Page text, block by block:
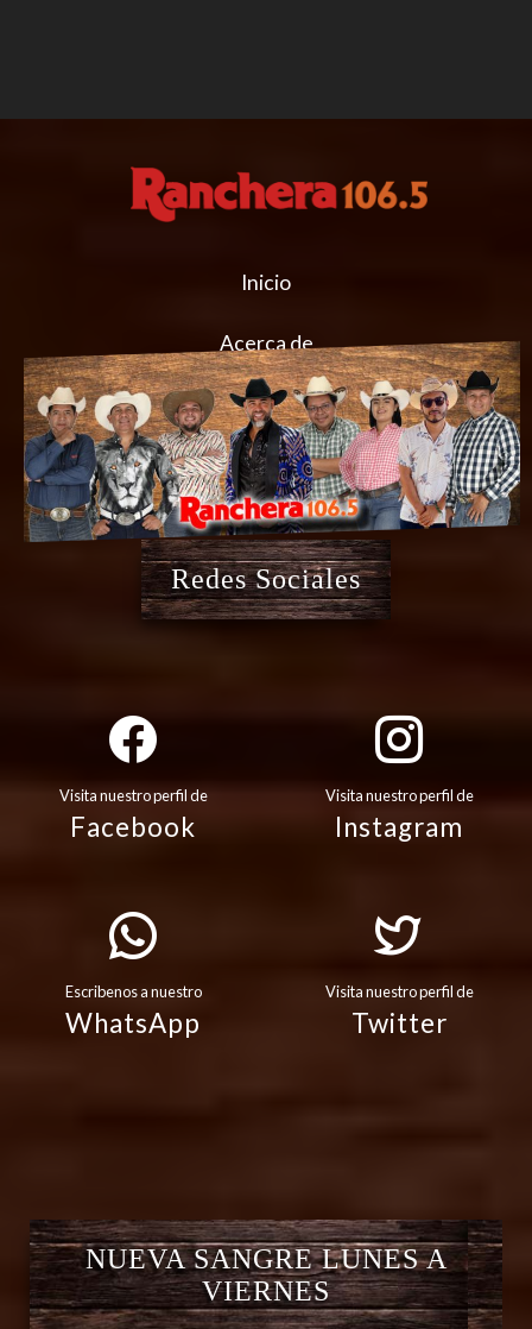
Inicio
Acerca de
Redes Sociales
Visita nuestro perfil de
Facebook
Visita nuestro perfil de
Instagram
Escribenos a nuestro
WhatsApp
Visita nuestro perfil de
Twitter
NUEVA SANGRE LUNES A
VIERNES